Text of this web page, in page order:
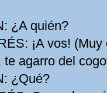
¿A quién?
¡A vos!
te agarro del
¿Qué?